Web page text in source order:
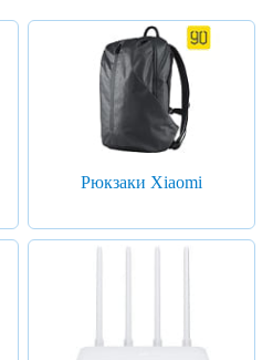
Рюкзаки Xiaomi